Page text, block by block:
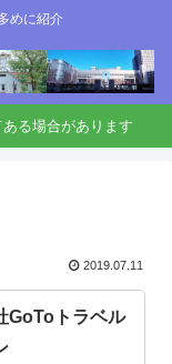
めに紹介
る場合があります
2019.07.11
GoToトラベル